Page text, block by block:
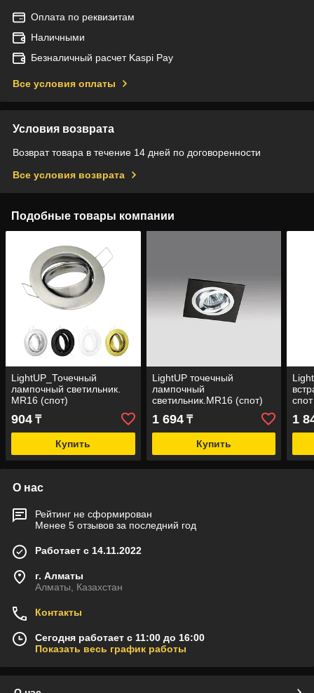
Оплата по реквизитам
Наличными
Безналичный расчет Kaspi Pay
Все условия оплаты
Условия возврата
Возврат товара в течение 14 дней по договоренности
Все условия возврата
Подобные товары компании
LightUP_Точечный
лампочный светильник.
MR16 (спот)
904 ₸
Купить
LightUP точечный
лампочный
светильник.MR16 (спот)
1 694₸
Купить
спот
1
О нас
Рейтинг не сформирован
Менее 5 отзывов за последний год
Работает с 14.11.2022
г. Алматы
Алматы, Казахстан
Контакты
Сегодня работает с 11:00 до 16:00
Показать весь график работы